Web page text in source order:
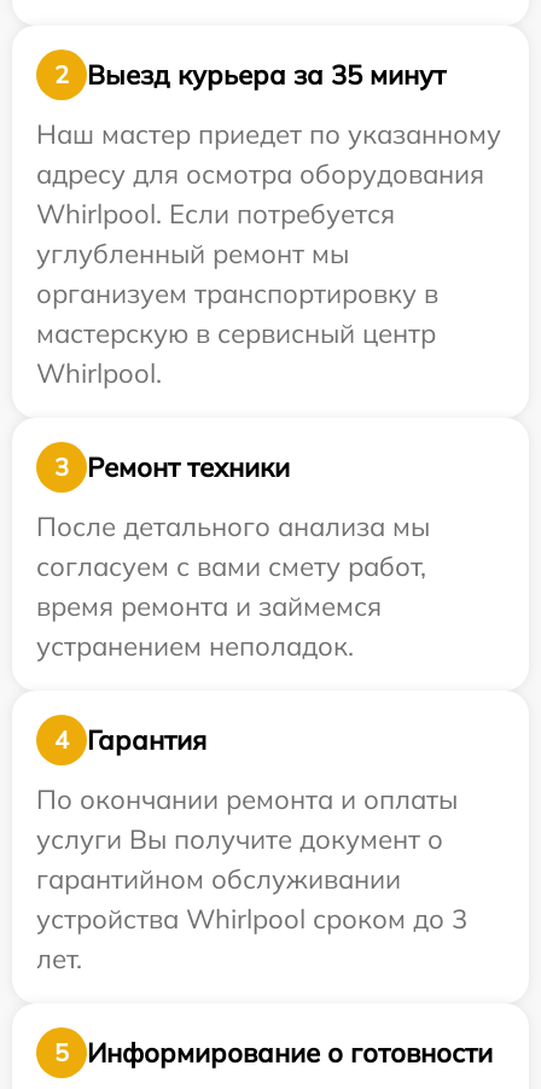
2
Выезд курьера за 35 минут
Наш мастер приедет по указанному
адресу для осмотра оборудования
Whirlpool. Если потребуется
углубленный ремонт мы
организуем транспортировку в
мастерскую в сервисный центр
Whirlpool.
3
Ремонт техники
После детального анализа мы
согласуем с вами смету работ,
время ремонта и займемся
устранением неполадок.
4
Гарантия
По окончании ремонта и оплаты
услуги Вы получите документ о
гарантийном обслуживании
устройства Whirlpool сроком до 3
лет.
5 Информирование о готовности